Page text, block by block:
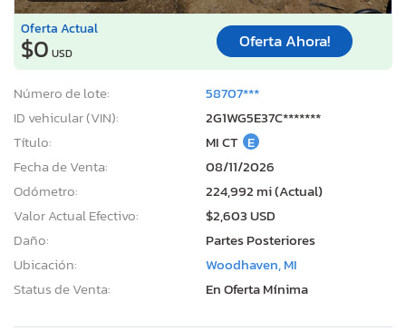
Oferta Actual
$0 USD
Oferta Ahora!
Número de lote:
58707***
ID vehicular (VIN):
2G1WG5E37C*******
Título:
MI CT E
Fecha de Venta:
08/11/2026
Odómetro:
224,992 mi (Actual)
Valor Actual Efectivo:
$2,603 USD
Daño:
Partes Posteriores
Ubicación:
Woodhaven, MI
Status de Venta:
En Oferta Mínima